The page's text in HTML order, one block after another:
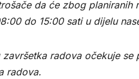
da će zbog
do 15:00 sati u dijelu
radova očekuje
radova.